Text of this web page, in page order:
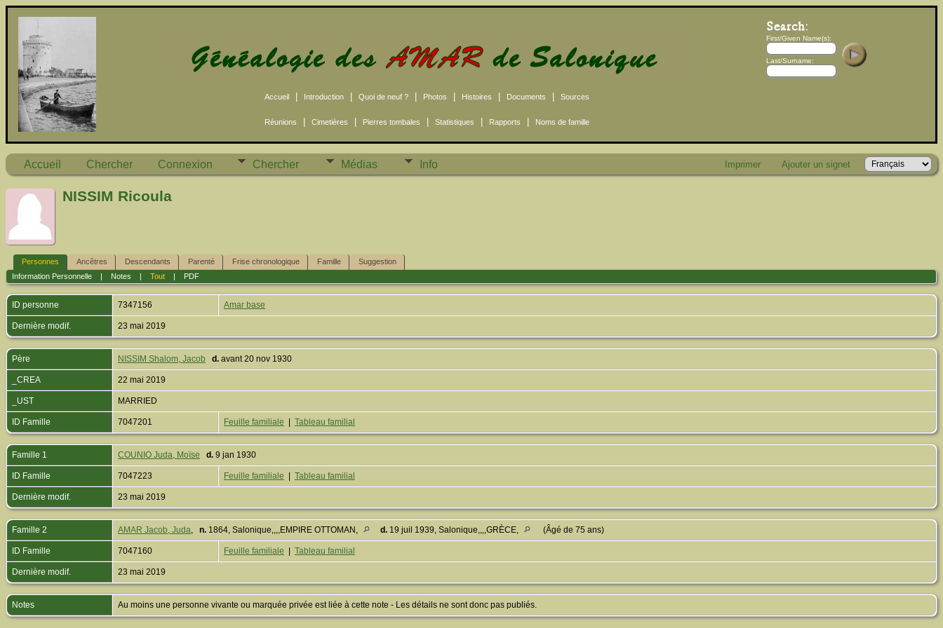
Accueil Introduction Quoi de neuf ? Photos Histoires Documents Sources
Réunions Cimetières Pierres tombales Statistiques Rapports Noms de famille
First/Given Name(s):
Last/Surname:
Accueil Chercher Connexion Chercher Médias Info Imprimer Ajouter un signet
NISSIM Ricoula
Personnes Ancêtres Descendants Parenté Frise chronologique Famille
Suggestion
Information Personnelle| Notes Tout| PDF
ID personne 7347156 Amar base
Dernière modif. 23 mai 2019
Père NISSIM Shalom, Jacob d. avant 20 nov 1930
_CREA 22 mai 2019
_UST MARRIED
ID Famille 7047201 Feuille familiale Tableau familial
Famille 1 COUNIO Juda, Moïse d. 9 jan 1930
ID Famille 7047223 Feuille familiale Tableau familial
Dernière modif. 23 mai 2019
Famille 2 AMAR Jacob, Juda, n. 1864, Salonique,,,,EMPIRE OTTOMAN, d. 19 juil 1939, Salonique,,,,GRÈCE, (Âgé de 75 ans)
ID Famille 7047160 Feuille familiale Tableau familial
Dernière modif. 23 mai 2019
Notes Au moins une personne vivante ou marquée privée est liée à cette note - Les détails ne sont donc pas publiés.